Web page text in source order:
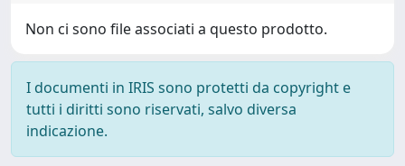
Non ci sono file associati a questo prodotto.
I documenti in IRIS sono protetti da copyright e
tutti i diritti sono riservati, salvo diversa
indicazione.